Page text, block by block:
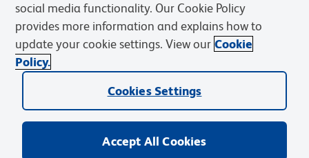
销售条款 Cookies Settings
social media functionality. Our Cookie Policy
provides more information and explains how to
update your cookie settings. View our Cookie
Policy.
Cookies Settings
Accept All Cookies